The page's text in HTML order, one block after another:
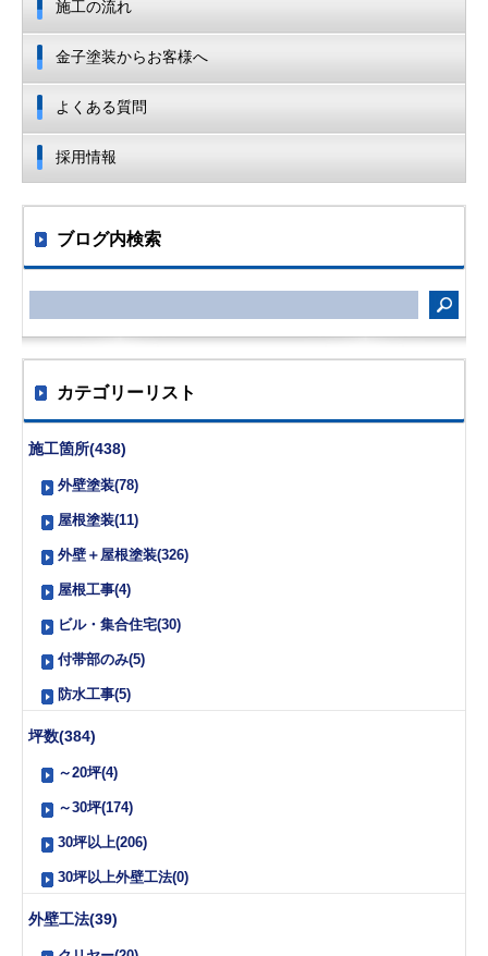
施工の流れ
金子塗装からお客様へ
よくある質問
採用情報
ブログ内検索
カテゴリーリスト
施工箇所(438)
外壁塗装(78)
屋根塗装(11)
外壁＋屋根塗装(326)
屋根工事(4)
ビル・集合住宅(30)
付帯部のみ(5)
防水工事(5)
坪数(384)
～20坪(4)
～30坪(174)
30坪以上(206)
30坪以上外壁工法(0)
外壁工法(39)